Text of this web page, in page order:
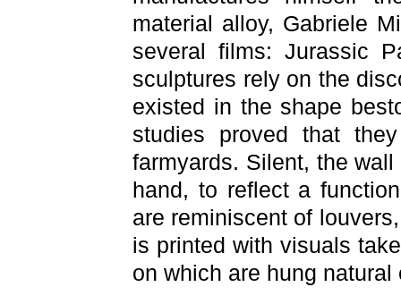
material alloy, Gabriele
several films: Jurassic
sculptures rely on the
existed in the shape
studies proved that
farmyards. Silent, the
hand, to reflect a
are reminiscent of
is printed with visuals
on which are hung